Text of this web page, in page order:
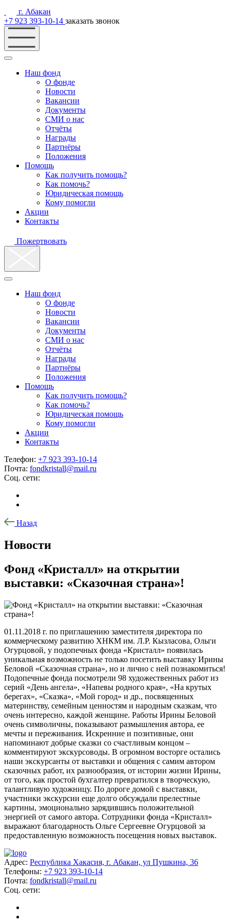
г. Абакан
+7 923 393-10-14 заказать звонок
Наш фонд
О фонде
Новости
Вакансии
Документы
СМИ о нас
Отчёты
Награды
Партнёры
Положения
Помощь
Как получить помощь?
Как помочь?
Юридическая помощь
Кому помогли
Акции
Контакты
Пожертвовать
Наш фонд
О фонде
Новости
Вакансии
Документы
СМИ о нас
Отчёты
Награды
Партнёры
Положения
Помощь
Как получить помощь?
Как помочь?
Юридическая помощь
Кому помогли
Акции
Контакты
Телефон: +7 923 393-10-14
Почта: fondkristall@mail.ru
Соц. сети:
Назад
Новости
Фонд «Кристалл» на открытии
выставки: «Сказочная страна»!
01.11.2018 г. по приглашению заместителя директора по
коммерческому развитию ХНКМ им. Л.Р. Кызласова, Ольги
Огурцовой, у подопечных фонда «Кристалл» появилась
уникальная возможность не только посетить выставку Ирины
Беловой «Сказочная страна», но и лично с ней познакомиться!
Подопечные фонда посмотрели 98 художественных работ из
серий «День ангела», «Напевы родного края», «На крутых
берегах», «Сказка», «Мой город» и др., посвященных
материнству, семейным ценностям и народным сказкам, что
очень интересно, каждой женщине. Работы Ирины Беловой
очень символичны, показывают размышления автора, ее
мечты и переживания. Искренние и позитивные, они
напоминают добрые сказки со счастливым концом –
комментируют экскурсоводы. В огромном восторге остались
наши экскурсанты от выставки и общения с самим автором
сказочных работ, их разнообразия, от истории жизни Ирины,
от того, как простой бухгалтер превратился в творческую,
талантливую художницу. По дороге домой с выставки,
участники экскурсии еще долго обсуждали прелестные
картины, эмоционально зарядившись положительной
энергией от самого автора. Сотрудники фонда «Кристалл»
выражают благодарность Ольге Сергеевне Огурцовой за
предоставленную возможность посещения новых выставок.
Адрес: Республика Хакасия, г. Абакан, ул Пушкина, 36
Телефоны: +7 923 393-10-14
Почта: fondkristall@mail.ru
Соц. сети: